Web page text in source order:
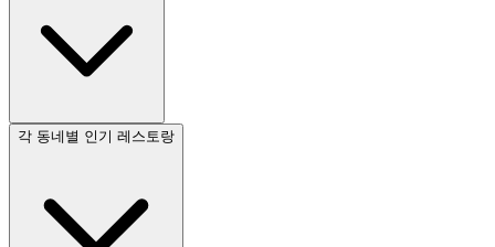
각 동네별 인기 레스토랑